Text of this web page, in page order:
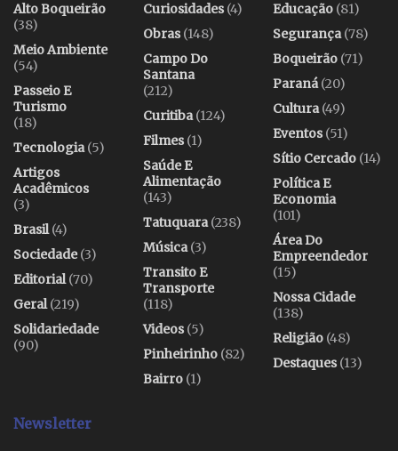
Alto Boqueirão
(38)
Meio Ambiente
(54)
Passeio E
Turismo
(18)
Tecnologia(5)
Artigos
Acadêmicos
(3)
Brasil(4)
Sociedade(3)
Editorial(70)
Geral(219)
Solidariedade
(90)
Curiosidades(4)
Obras(148)
Campo Do
Santana
(212)
Curitiba(124)
Filmes(1)
Saúde E
Alimentação
(143)
Tatuquara(238)
Música(3)
Transito E
Transporte
(118)
Videos(5)
Pinheirinho (82)
Bairro (1)
Educação (81)
Segurança(78)
Boqueirão (71)
Paraná(20)
Cultura(49)
Eventos(51)
Sítio Cercado (14)
Política E
Economia
(101)
Área Do
Empreendedor
(15)
Nossa Cidade
(138)
Religião (48)
Destaques(13)
Newsletter